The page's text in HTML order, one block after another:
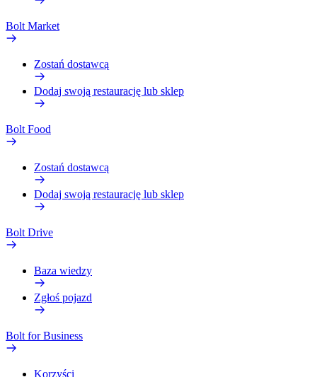
Bolt Market
Zostań dostawcą
Dodaj swoją restaurację lub sklep
Bolt Food
Zostań dostawcą
Dodaj swoją restaurację lub sklep
Bolt Drive
Baza wiedzy
Zgłoś pojazd
Bolt for Business
Korzyści